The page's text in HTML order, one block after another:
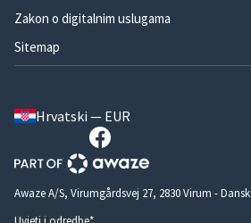
Zakon o digitalnim uslugama
Sitemap
Hrvatski — EUR
Awaze A/S, Virumgårdsvej 27, 2830 Virum -